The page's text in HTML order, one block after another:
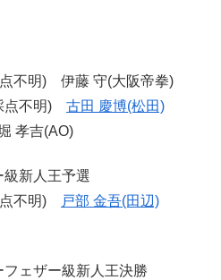
不明) 伊藤 守(大阪帝拳)
点不明) 古田 慶博(松田)
孝吉(AO)
新人王予選
不明)
戸部 金吾(田辺)
ェザー級新人王決勝